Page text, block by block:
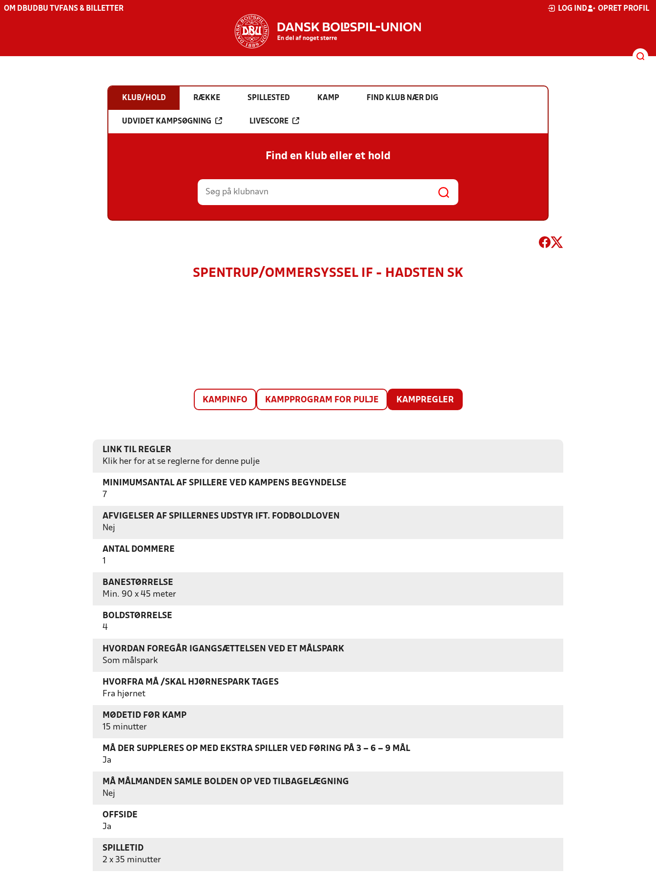
OM DBU DBU TV FANS & BILLETTER LOG IND OPRET PROFIL
KLUB/HOLD RÆKKE SPILLESTED KAMP FIND KLUB NÆR DIG
UDVIDET KAMPSØGNING LIVESCORE
Find en klub eller et hold
SPENTRUP/OMMERSYSSEL IF - HADSTEN SK
KAMPINFO KAMPPROGRAM FOR PULJE KAMPREGLER
LINK TIL REGLER
Klik her for at se reglerne for denne pulje
MINIMUMSANTAL AF SPILLERE VED KAMPENS BEGYNDELSE
7
AFVIGELSER AF SPILLERNES UDSTYR IFT. FODBOLDLOVEN
Nej
ANTAL DOMMERE
1
BANESTØRRELSE
Min. 90 x 45 meter
BOLDSTØRRELSE
4
HVORDAN FOREGÅR IGANGSÆTTELSEN VED ET MÅLSPARK
Som målspark
HVORFRA MÅ /SKAL HJØRNESPARK TAGES
Fra hjørnet
MØDETID FØR KAMP
15 minutter
MÅ DER SUPPLERES OP MED EKSTRA SPILLER VED FØRING PÅ 3 – 6 – 9 MÅL
Ja
MÅ MÅLMANDEN SAMLE BOLDEN OP VED TILBAGELÆGNING
Nej
OFFSIDE
Ja
SPILLETID
2 x 35 minutter